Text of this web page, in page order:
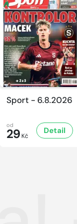
Sport - 6.8.2026
od
29 Kč
Detail